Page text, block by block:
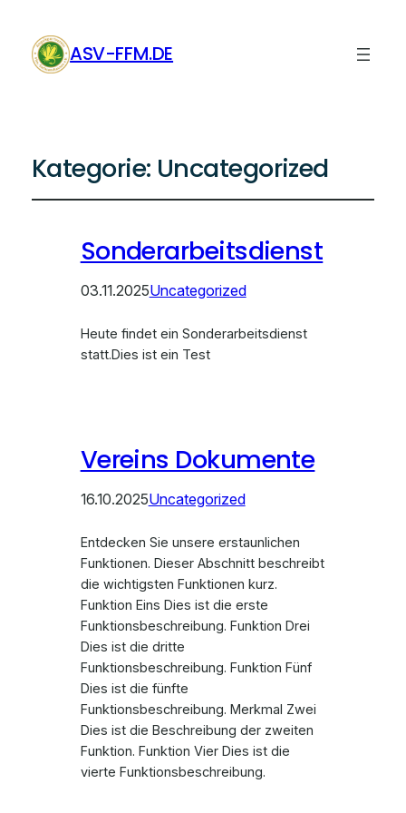
ASV-FFM.DE
Kategorie: Uncategorized
Sonderarbeitsdienst
03.11.2025Uncategorized
Heute findet ein Sonderarbeitsdienst
statt.Dies ist ein Test
Vereins Dokumente
16.10.2025Uncategorized
Entdecken Sie unsere erstaunlichen
Funktionen. Dieser Abschnitt beschreibt
die wichtigsten Funktionen kurz.
Funktion Eins Dies ist die erste
Funktionsbeschreibung. Funktion Drei
Dies ist die dritte
Funktionsbeschreibung. Funktion Fünf
Dies ist die fünfte
Funktionsbeschreibung. Merkmal Zwei
Dies ist die Beschreibung der zweiten
Funktion. Funktion Vier Dies ist die
vierte Funktionsbeschreibung.